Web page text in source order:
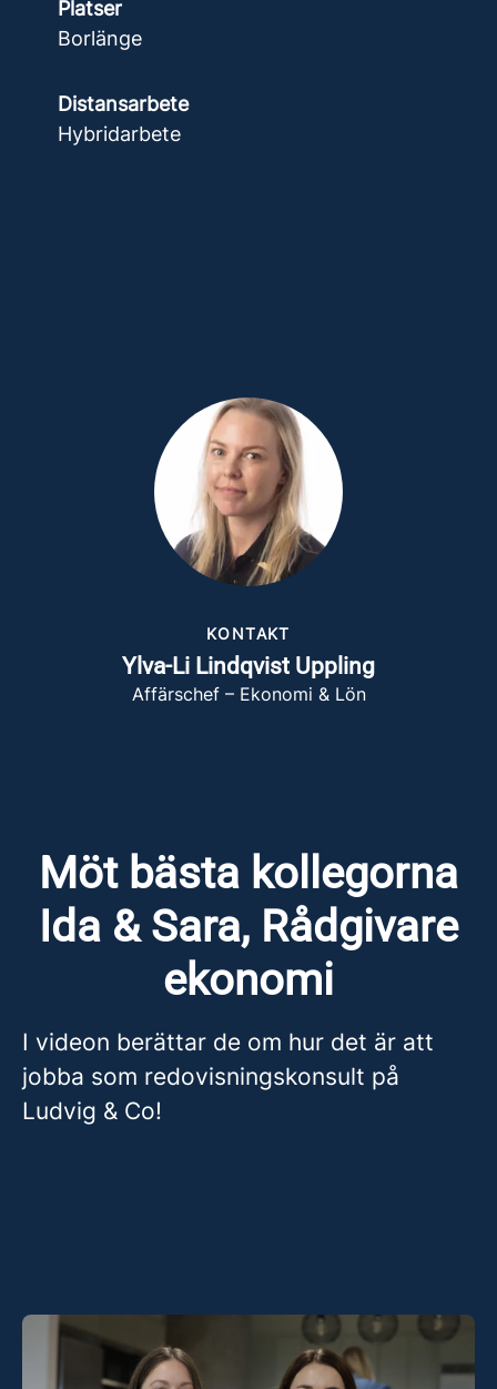
Platser
Borlänge
Distansarbete
Hybridarbete
KONTAKT
Ylva-Li Lindqvist Uppling
Affärschef – Ekonomi & Lön
Möt bästa kollegorna
Ida & Sara, Rådgivare
ekonomi
I videon berättar de om hur det är att
jobba som redovisningskonsult på
Ludvig & Co!